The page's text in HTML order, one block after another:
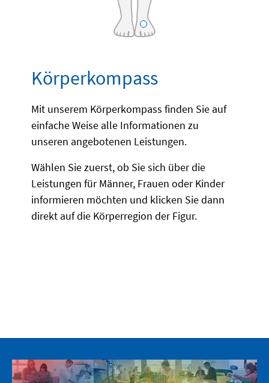
Körperkompass
Mit unserem Körperkompass finden Sie auf
einfache Weise alle Informationen zu
unseren angebotenen Leistungen.
Wählen Sie zuerst, ob Sie sich über die
Leistungen für Männer, Frauen oder Kinder
informieren möchten und klicken Sie dann
direkt auf die Körperregion der Figur.